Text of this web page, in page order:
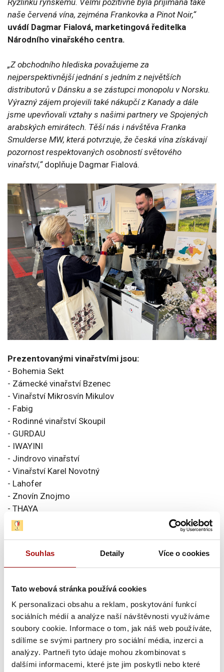
Souhlas Detaily Více o cookies
Tato webová stránka používá cookies
K personalizaci obsahu a reklam, poskytování funkcí
sociálních médií a analýze naší návštěvnosti využíváme
soubory cookie. Informace o tom, jak náš web používáte,
sdílíme se svými partnery pro sociální média, inzerci a
analýzy. Partneři tyto údaje mohou zkombinovat s
dalšími informacemi, které jste jim poskytli nebo které
naše červená vína, zejména Frankovka a Pinot Noir,“
uvádí Dagmar Fialová, marketingová ředitelka
Národního vinařského centra.
„Z obchodního hlediska považujeme za
nejperspektivnější jednání s jedním z největších
distributorů v Dánsku a se zástupci monopolu v Norsku.
Výrazný zájem projevili také nákupčí z Kanady a dále
jsme upevňovali vztahy s našimi partnery ve Spojených
arabských emirátech. Těší nás i návštěva Franka
Smulderse MW, která potvrzuje, že česká vína získávají
pozornost respektovaných osobností světového
vinařství,“doplňuje Dagmar Fialová.
Prezentovanými vinařstvími jsou:
- Bohemia Sekt
- Zámecké vinařství Bzenec
- Vinařství Mikrosvín Mikulov
- Fabig
- Rodinné vinařství Skoupil
- GURDAU
- IWAYINI
- Jindrovo vinařství
- Vinařství Karel Novotný
- Lahofer
- Znovín Znojmo
- THAYA
- Vinařství Volařík
- Vinařství Sv. Barbora
- Vinné sklepy Kutná Hora
Účast českých vinařů na Wine Paris byla realizována
díky spolupráci více partnerů. Na financování se podílelo
Ministerstvo zemědělství ČR, zapojení vinaři a Vinařský
fond. Celkovou organizaci zajistilo Národní vinařské
centrum.
Za podporu a součinnost děkujeme také Velvyslanectví